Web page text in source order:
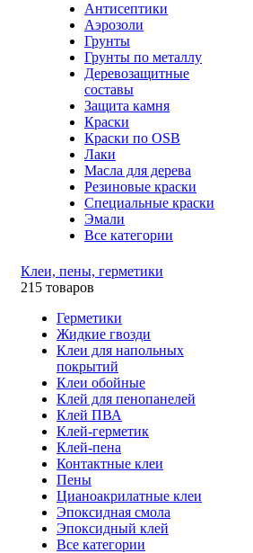
Антисептики
Аэрозоли
Грунты
Грунты по металлу
Деревозащитные
составы
Защита камня
Краски
Краски по OSB
Лаки
Масла для дерева
Резиновые краски
Специальные краски
Эмали
Все категории
Клеи, пены, герметики
215 товаров
Герметики
Жидкие гвозди
Клеи для напольных
покрытий
Клеи обойные
Клей для пенопанелей
Клей ПВА
Клей-герметик
Клей-пена
Контактные клеи
Пены
Цианоакрилатные клеи
Эпоксидная смола
Эпоксидный клей
Все категории